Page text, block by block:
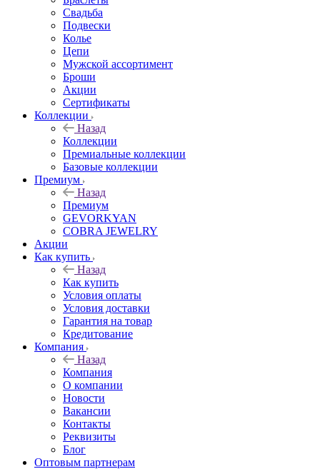
Свадьба
Подвески
Колье
Цепи
Мужской ассортимент
Броши
Акции
Сертификаты
Коллекции
Назад
Коллекции
Премиальные коллекции
Базовые коллекции
Премиум
Назад
Премиум
GEVORKYAN
COBRA JEWELRY
Акции
Как купить
Назад
Как купить
Условия оплаты
Условия доставки
Гарантия на товар
Кредитование
Компания
Назад
Компания
О компании
Новости
Вакансии
Контакты
Реквизиты
Блог
Оптовым партнерам